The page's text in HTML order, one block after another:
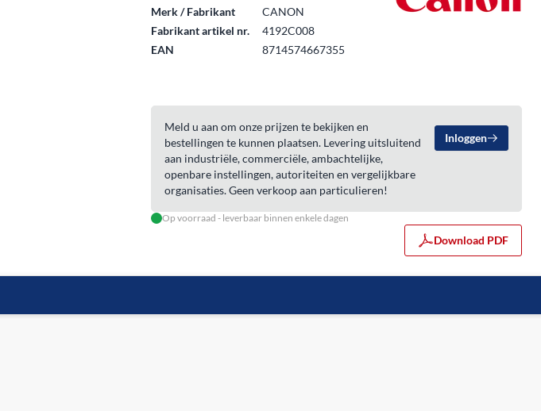
Merk / Fabrikant
CANON
Fabrikant artikel nr.
4192C008
EAN
8714574667355
Meld u aan om onze prijzen te bekijken en
bestellingen te kunnen plaatsen. Levering uitsluitend
aan industriële, commerciële, ambachtelijke,
openbare instellingen, autoriteiten en vergelijkbare
organisaties. Geen verkoop aan particulieren!
Inloggen
Op voorraad - leverbaar binnen enkele dagen
Download PDF